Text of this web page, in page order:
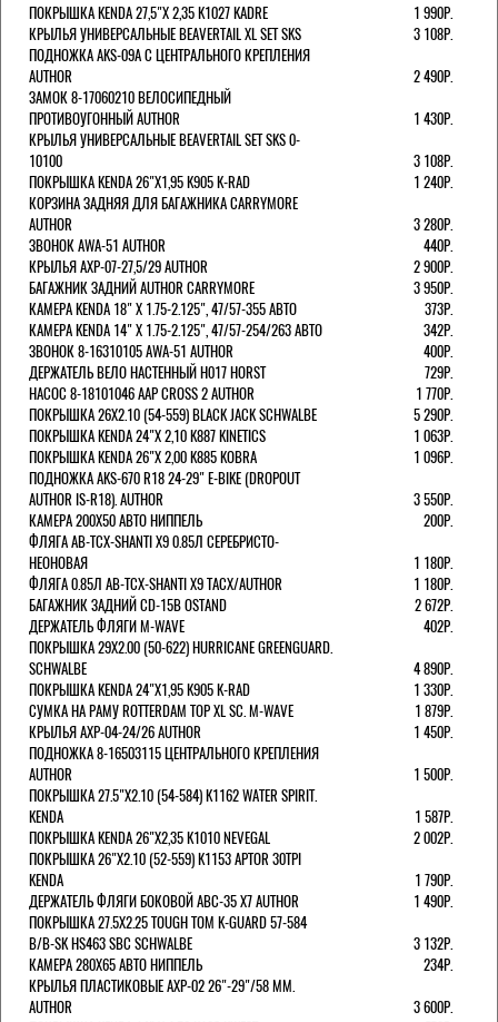
ПОКРЫШКА KENDA 27,5"Х 2,35 K1027 KADRE
1 990Р.
КРЫЛЬЯ УНИВЕРСАЛЬНЫЕ BEAVERTAIL XL SET SKS
3 108Р.
ПОДНОЖКА AKS-09A C ЦЕНТРАЛЬНОГО КРЕПЛЕНИЯ
AUTHOR
2 490Р.
ЗАМОК 8-17060210 ВЕЛОСИПЕДНЫЙ
ПРОТИВОУГОННЫЙ AUTHOR
1 430Р.
КРЫЛЬЯ УНИВЕРСАЛЬНЫЕ BEAVERTAIL SET SKS 0-
10100
3 108Р.
ПОКРЫШКА KENDA 26"Х1,95 K905 K-RAD
1 240Р.
КОРЗИНА ЗАДНЯЯ ДЛЯ БАГАЖНИКА CARRYMORE
AUTHOR
3 280Р.
ЗВОНОК AWA-51 AUTHOR
440Р.
КРЫЛЬЯ AXP-07-27,5/29 AUTHOR
2 900Р.
БАГАЖНИК ЗАДНИЙ AUTHOR CARRYMORE
3 950Р.
КАМЕРА KENDA 18" Х 1.75-2.125", 47/57-355 АВТО
373Р.
КАМЕРА KENDA 14" Х 1.75-2.125", 47/57-254/263 АВТО
342Р.
ЗВОНОК 8-16310105 AWA-51 AUTHOR
400Р.
ДЕРЖАТЕЛЬ ВЕЛО НАСТЕННЫЙ H017 HORST
729Р.
НАСОС 8-18101046 AAP CROSS 2 AUTHOR
1 770Р.
ПОКРЫШКА 26X2.10 (54-559) BLACK JACK SCHWALBE
5 290Р.
ПОКРЫШКА KENDA 24"Х 2,10 K887 KINETICS
1 063Р.
ПОКРЫШКА KENDA 26"Х 2,00 K885 KOBRA
1 096Р.
ПОДНОЖКА AKS-670 R18 24-29" E-BIKE (DROPOUT
AUTHOR IS-R18). AUTHOR
3 550Р.
КАМЕРА 200Х50 АВТО НИППЕЛЬ
200Р.
ФЛЯГА AB-TCX-SHANTI X9 0.85Л СЕРЕБРИСТО-
НЕОНОВАЯ
1 180Р.
ФЛЯГА 0.85Л AB-TCX-SHANTI X9 TACX/AUTHOR
1 180Р.
БАГАЖНИК ЗАДНИЙ CD-15B OSTAND
2 672Р.
ДЕРЖАТЕЛЬ ФЛЯГИ M-WAVE
402Р.
ПОКРЫШКА 29X2.00 (50-622) HURRICANE GREENGUARD.
SCHWALBE
4 890Р.
ПОКРЫШКА KENDA 24"Х1,95 K905 K-RAD
1 330Р.
СУМКА НА РАМУ ROTTERDAM TOP XL SC. M-WAVE
1 879Р.
КРЫЛЬЯ AXP-04-24/26 AUTHOR
1 450Р.
ПОДНОЖКА 8-16503115 ЦЕНТРАЛЬНОГО КРЕПЛЕНИЯ
AUTHOR
1 500Р.
ПОКРЫШКА 27.5"Х2.10 (54-584) K1162 WATER SPIRIT.
KENDA
1 587Р.
ПОКРЫШКА KENDA 26"Х2,35 K1010 NEVEGAL
2 002Р.
ПОКРЫШКА 26"Х2.10 (52-559) K1153 APTOR 30TPI
KENDA
1 790Р.
ДЕРЖАТЕЛЬ ФЛЯГИ БОКОВОЙ ABC-35 X7 AUTHOR
1 490Р.
ПОКРЫШКА 27.5X2.25 TOUGH TOM K-GUARD 57-584
B/B-SK HS463 SBC SCHWALBE
3 132Р.
КАМЕРА 280Х65 АВТО НИППЕЛЬ
234Р.
КРЫЛЬЯ ПЛАСТИКОВЫЕ AXP-02 26"-29"/58 ММ.
AUTHOR
3 600Р.